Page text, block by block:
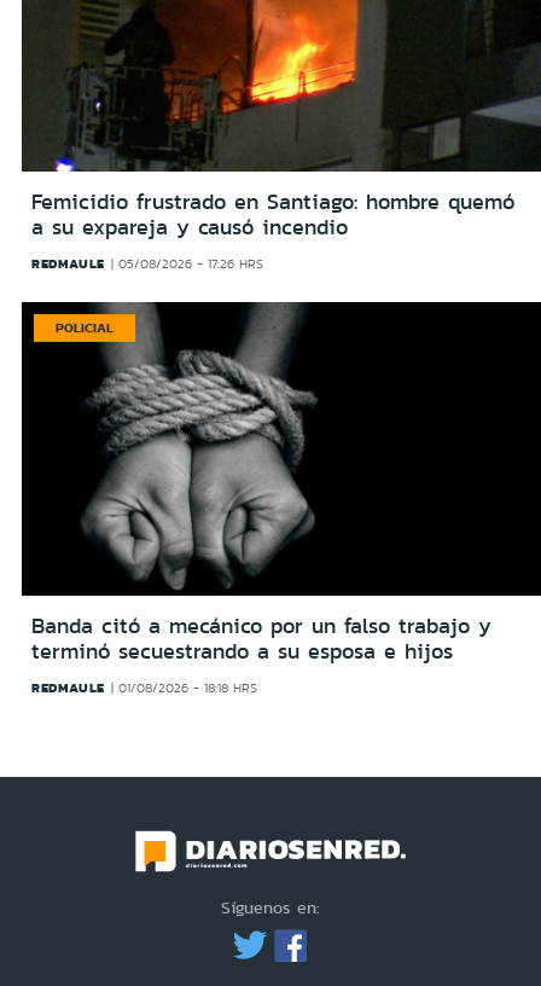
Femicidio frustrado en Santiago: hombre quemó
a su expareja y causó incendio
REDMAULE 05/08/2026 - 17:26 HRS
POLICIAL
Banda citó a mecánico por un falso trabajo y
terminó secuestrando a su esposa e hijos
REDMAULE 01/08/2026 - 18:18 HRS
Síguenos en: